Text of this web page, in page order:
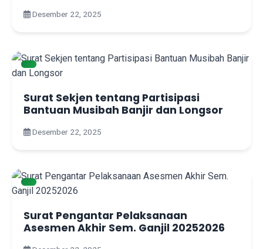
Desember 22, 2025
Surat Sekjen tentang Partisipasi
Bantuan Musibah Banjir dan Longsor
Desember 22, 2025
Surat Pengantar Pelaksanaan
Asesmen Akhir Sem. Ganjil 20252026